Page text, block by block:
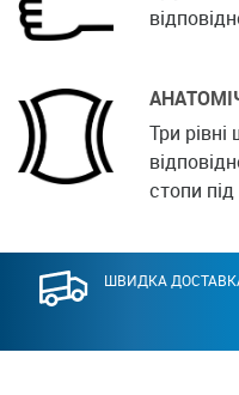
Три рівні
стопи
ШВИДКА